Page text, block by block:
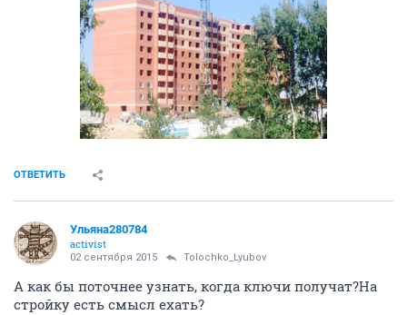
ОТВЕТИТЬ
Ульяна280784
activist
02 сентября 2015 Tolochko_Lyubov
А как бы поточнее узнать, когда ключи получат?На
стройку есть смысл ехать?